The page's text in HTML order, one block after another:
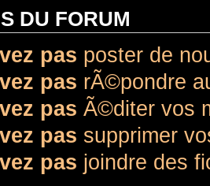
DU FORUM
pas poster de
pas rÃ©pondre
pas Ã©diter vos
pas supprimer
pas joindre des